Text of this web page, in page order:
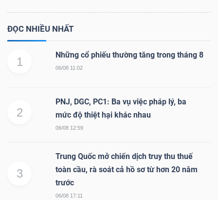
ĐỌC NHIỀU NHẤT
1
Những cổ phiếu thường tăng trong tháng 8
06/08 11:02
2
PNJ, DGC, PC1: Ba vụ việc pháp lý, ba
mức độ thiệt hại khác nhau
06/08 12:59
3
Trung Quốc mở chiến dịch truy thu thuế
toàn cầu, rà soát cả hồ sơ từ hơn 20 năm
trước
06/08 17:11